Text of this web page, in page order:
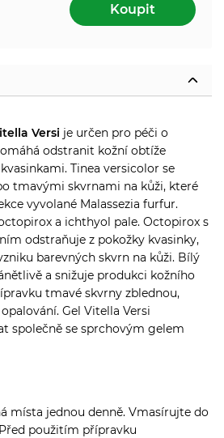
Koupit
Versi je určen pro péči o
odstranit kožní obtíže
Tinea versicolor se
tmavými skvrnami na kůži, které
vyvolané Malassezia furfur.
a ichthyol pale. Octopirox s
odstraňuje z pokožky kvasinky,
barevných skvrn na kůži. Bílý
a snižuje produkci kožního
tmavé skvrny zblednou,
Gel Vitella Versi
společně se sprchovým gelem
místa jednou denně. Vmasírujte do
použitím přípravku